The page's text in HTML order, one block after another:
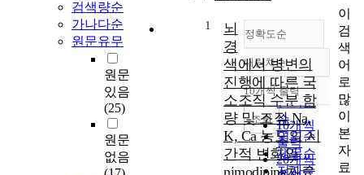
검색량순
가나다순
원문유무
원문
있음
(25)
원문
없음
정확도순
정확도
순
인기도
순
연도순
제목순
저자순
내림차순
내림차순
10개씩 출력
10개씩
출력
20개씩
조회
1
뇌
경
색에서 병변의
진행에 따른 국
소조직 수분 함
량 및 조직 Na,
K, Ca 농도의 시
간적 변화와
이
검
색
어
로
많
이
본
자
료